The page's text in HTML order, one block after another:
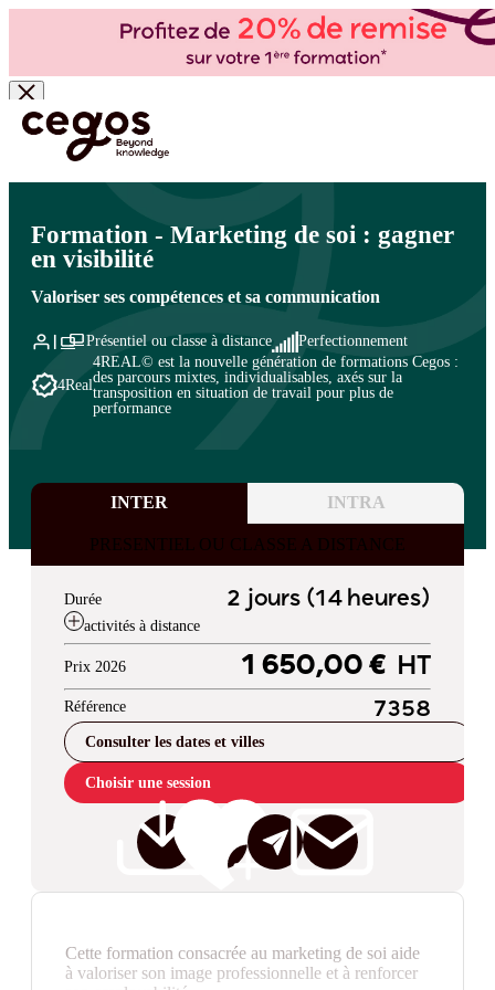
Skip to main content
Vous êtes ici : Accueil >Cegos, organisme de formation à Paris et en régions
professionnelle>Prise de parole en public
Formation - Marketing de soi : gagner
en visibilité
Valoriser ses compétences et sa communication
Présentiel ou classe à distance Perfectionnement
4Real
4REAL© est la nouvelle génération de formations Cegos :
des parcours mixtes, individualisables, axés sur la
transposition en situation de travail pour plus de
performance
INTER INTRA
PRESENTIEL OU CLASSE A DISTANCE
Durée 2 jours (14 heures)
activités à distance
Prix 2026 1 650,00 € HT
Référence 7358
Consulter les dates et villes
Choisir une session
Cette formation consacrée au marketing de soi aide
à valoriser son image professionnelle et à renforcer